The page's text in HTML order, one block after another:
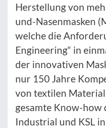
Herstellung von
und-Nasenmasken
welche die
Engineering“ in
der innovativen
nur 150 Jahre
von textilen
gesamte Know-how
Industrial und KSL